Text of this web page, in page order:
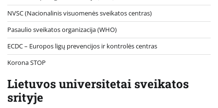
NVSC (Nacionalinis visuomenės sveikatos centras)
Pasaulio sveikatos organizacija (WHO)
ECDC – Europos ligų prevencijos ir kontrolės centras
Korona STOP
Lietuvos universitetai sveikatos
srityje